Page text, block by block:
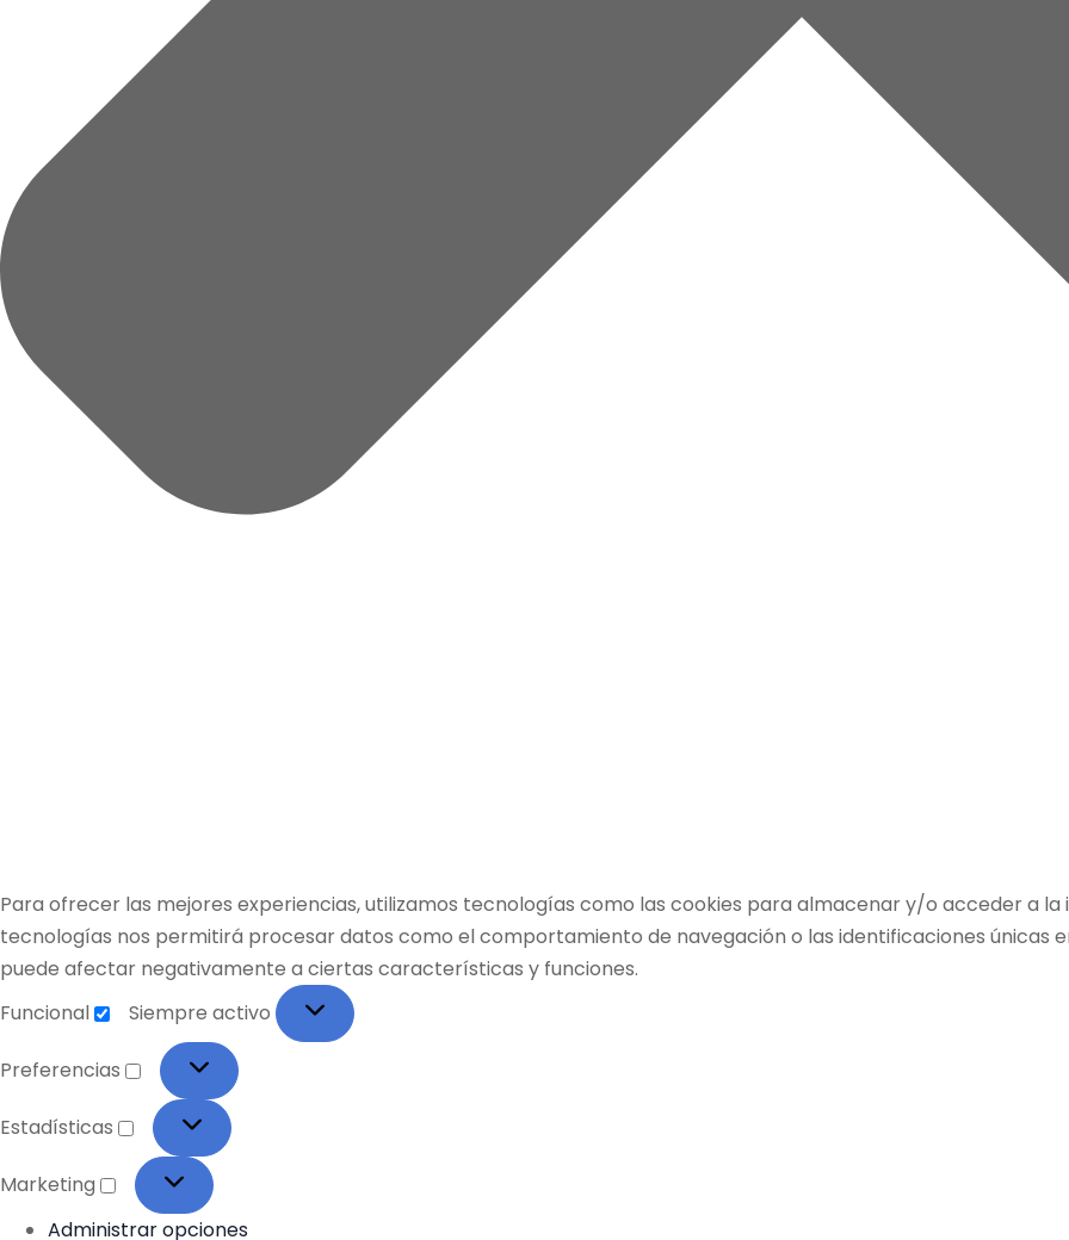
Para ofrecer las mejores experiencias, utilizamos tecnologías como las cookies para almacenar y/o acceder a
tecnologías nos permitirá procesar datos como el comportamiento de navegación o las identificaciones únicas
puede afectar negativamente a ciertas características y funciones.
Funcional
Siempre activo
Preferencias
Estadísticas
Marketing
Administrar opciones